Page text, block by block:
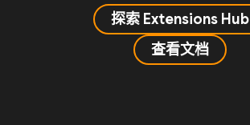
探索 Extensions Hub
查看文档